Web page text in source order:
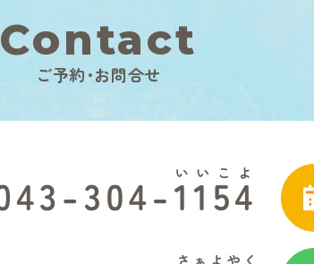
Contact
ご予約･お問合せ